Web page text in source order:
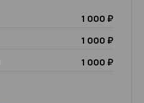
1 000 ₽
1 000 ₽
1 000 ₽